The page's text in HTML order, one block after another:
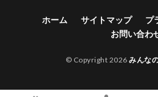
ホーム サイトマップ
プ
お問い合わ
© Copyright 2026 みんな